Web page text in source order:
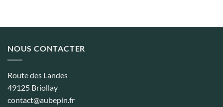
NOUS CONTACTER
Route des Landes
49125 Briollay
contact@aubepin.fr